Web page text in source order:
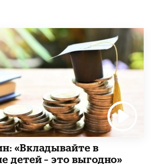
«Вкладывайте в
детей – это выгодно»